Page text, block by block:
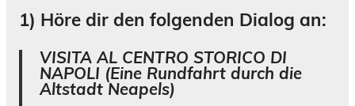
1) Höre dir den folgenden Dialog an:
VISITA AL CENTRO STORICO DI
NAPOLI (Eine Rundfahrt durch die
Altstadt Neapels)